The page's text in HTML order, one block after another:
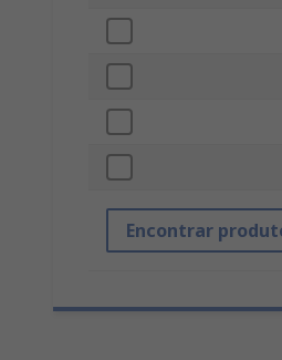
Encontrar